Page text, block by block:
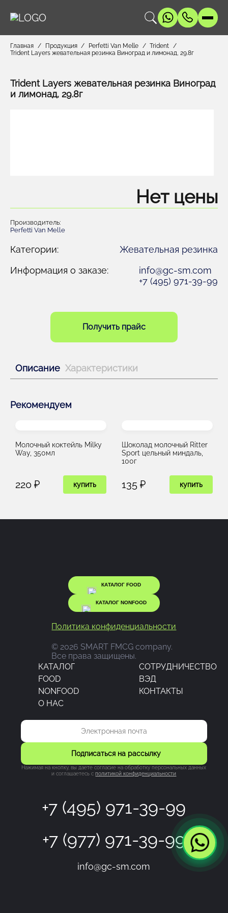
Главная Продукция Perfetti Van Melle
Trident
Trident Layers жевательная резинка Виноград и лимонад, 29.8г
Trident Layers жевательная резинка Виноград
и лимонад, 29.8г
Нет цены
Производитель:
Perfetti Van Melle
Категории:
Жевательная резинка
Информация о заказе:
info@gc-sm.com
+7 (495) 971-39-99
Получить прайс
Описание Характеристики
Рекомендуем
Молочный коктейль Milky
Way, 350мл
220 ₽ купить
Шоколад молочный Ritter
Sport цельный миндаль,
100г
135 ₽ купить
КАТАЛОГ FOOD
КАТАЛОГ NONFOOD
Политика конфиденциальности
© 2026 SMART FMCG company.
Все права защищены.
КАТАЛОГ
CОТРУДНИЧЕСТВО
FOOD
ВЭД
NONFOOD
КОНТАКТЫ
О НАС
+7 (495) 971-39-99
+7 (977) 971-39-99
info@gc-sm.com
Подписаться на рассылку
Нажимая на кнопку, вы даете согласие на обработку персональных данных
и соглашаетесь cполитикой конфиденциальности